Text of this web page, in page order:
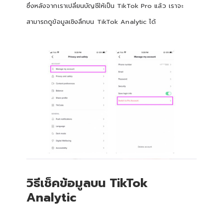
ซึ่งหลังจากเราเปลี่ยนบัญชีให้เป็น TikTok Pro แล้ว เราจะ
สามารถดูข้อมูลเชิงลึกบน TikTok Analytic ได้
วิธีเช็คข้อมูลบน TikTok
Analytic